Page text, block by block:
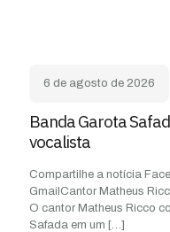
6 de agosto de 2026
Banda Garota
vocalista
Compartilhe a notícia
GmailCantor Matheus
O cantor Matheus Ricco
Safada em um […]